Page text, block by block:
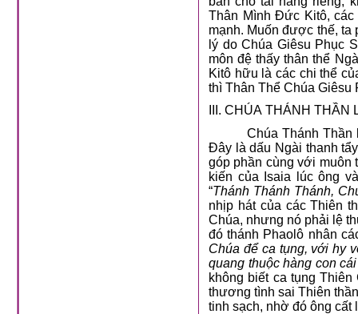
Thân Mình Đức Kitô,
mạnh. Muốn được thế,
lý do Chúa Giêsu Phục
môn đệ thấy thân thể
Kitô hữu là các chi thể
thì Thân Thể Chúa Giêsu
III. CHÚA THÁNH THẦN
Chúa Thánh Thần
Đây là dấu Ngài thanh
góp phần cùng với muôn
kiến của Isaia lúc ông
“Thánh Thánh Thánh,
nhịp hát của các Thiên
Chúa, nhưng nó phải lệ
đó thánh Phaolô nhân
Chúa để ca tụng, với hy
quang thuộc hàng con
không biết ca tụng
thương tình sai Thiên
tinh sạch, nhờ đó ông cất